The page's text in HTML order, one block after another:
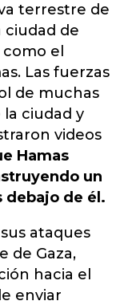
terrestre de
ciudad de
el
Las fuerzas
de muchas
ciudad y
videos
Hamas
un
debajo de él.
ataques
de Gaza,
hacia el
enviar